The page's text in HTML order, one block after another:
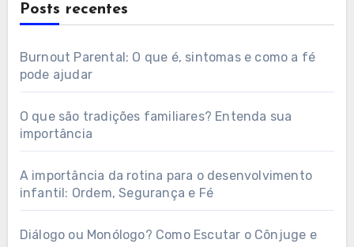
Posts recentes
Burnout Parental: O que é, sintomas e como a fé
pode ajudar
O que são tradições familiares? Entenda sua
importância
A importância da rotina para o desenvolvimento
infantil: Ordem, Segurança e Fé
Diálogo ou Monólogo? Como Escutar o Cônjuge e